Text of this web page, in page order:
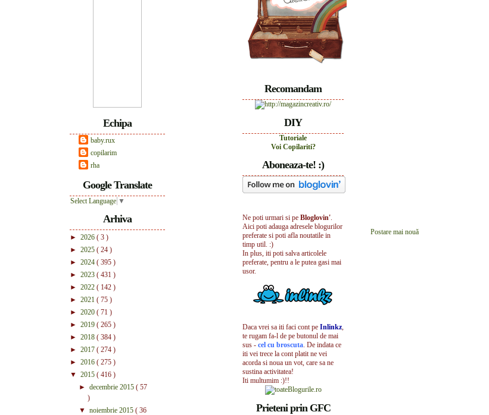
Postare mai nouă
Recomandam
DIY
Tutoriale
Voi Copilariti?
Aboneaza-te! :)
Ne poti urmari si pe Bloglovin'.
Aici poti adauga adresele blogurilor
preferate si poti afla noutatile in
timp util. :)
In plus, iti poti salva articolele
preferate, pentru a le putea gasi mai
usor.
Daca vrei sa iti faci cont pe Inlinkz,
te rugam fa-l de pe butonul de mai
sus - cel cu broscuta. De indata ce
iti vei trece la cont platit ne vei
acorda si noua un vot, care sa ne
sustina activitatea!
Iti multumim :)!!
Prieteni prin GFC
Echipa
baby.rux
copilarim
rha
Google Translate
Select Language ▼
Arhiva
► 2026 ( 3 )
► 2025 ( 24 )
► 2024 ( 395 )
► 2023 ( 431 )
► 2022 ( 142 )
► 2021 ( 75 )
► 2020 ( 71 )
► 2019 ( 265 )
► 2018 ( 384 )
► 2017 ( 274 )
► 2016 ( 275 )
▼ 2015 ( 416 )
► decembrie 2015 ( 57
)
▼ noiembrie 2015 ( 36